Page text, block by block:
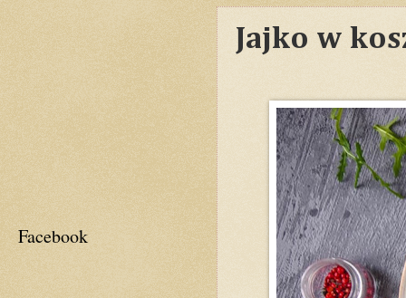
Jajko w
Facebook